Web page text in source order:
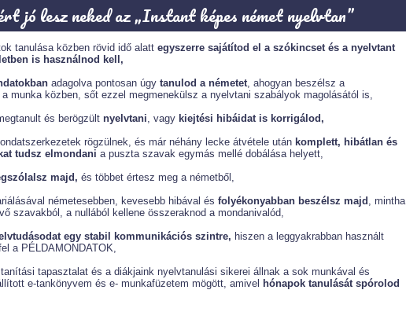
jó lesz neked az „Instant képes német nyelvtan”
tanulása közben rövid idő alatt egyszerre sajátítod el a szókincset és a nyelvtant
is használnod kell,
adagolva pontosan úgy tanulod a németet, ahogyan beszélsz a
munka közben, sőt ezzel megmenekülsz a nyelvtani szabályok magolásától is,
és berögzült nyelvtani , vagy kiejtési hibáidat is korrigálod,
rögzülnek, és már néhány lecke átvétele után komplett, hibátlan és
tudsz elmondani a puszta szavak egymás mellé dobálása helyett,
majd, és többet értesz meg a németből,
németesebben, kevesebb hibával és folyékonyabban beszélsz majd , mintha
szavakból, a nullából kellene összeraknod a mondanivalód,
egy stabil kommunikációs szintre, hiszen a leggyakrabban használt
a PÉLDAMONDATOK,
tapasztalat és a diákjaink nyelvtanulási sikerei állnak a sok munkával és
e-tankönyvem és e- munkafüzetem mögött, amivel hónapok tanulását spórolod